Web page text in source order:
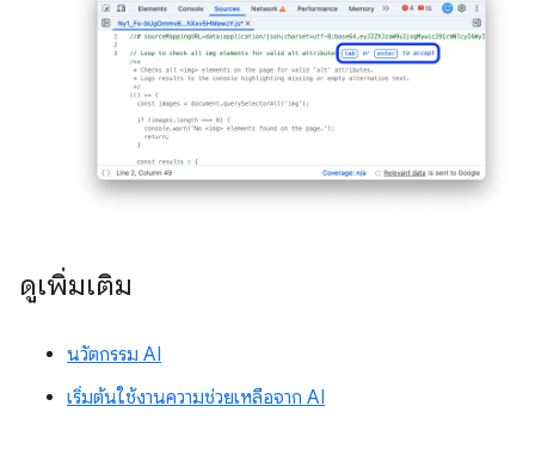
ดูเพิ่มเติม
นวัตกรรม AI
เริ่มต้นใช้งานความช่วยเหลือจาก AI